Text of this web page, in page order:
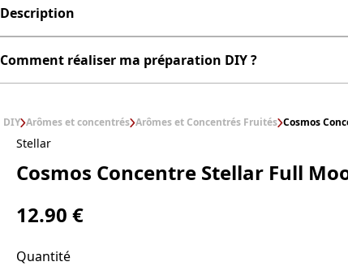
Description
Comment réaliser ma préparation DIY ?
DIY Arômes et concentrés Arômes et Concentrés Fruités Cosmos
Stellar
Cosmos Concentre Stellar Full
12.90 €
Quantité